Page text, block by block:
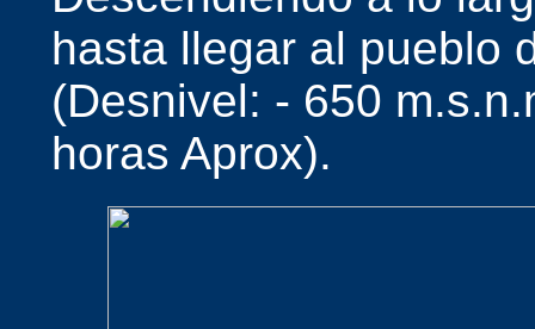
hasta llegar al pueblo
(Desnivel: - 650
horas Aprox).